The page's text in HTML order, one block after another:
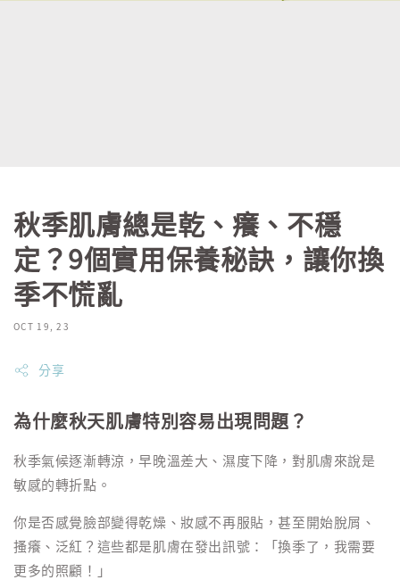
秋季肌膚總是乾、癢、不穩
定？9個實用保養秘訣，讓你換
季不慌亂
OCT 19, 23
分享
為什麼秋天肌膚特別容易出現問題？
秋季氣候逐漸轉涼，早晚溫差大、濕度下降，對肌膚來說是
敏感的轉折點。
你是否感覺臉部變得乾燥、妝感不再服貼，甚至開始脫屑、
搔癢、泛紅？這些都是肌膚在發出訊號：「換季了，我需要
更多的照顧！」